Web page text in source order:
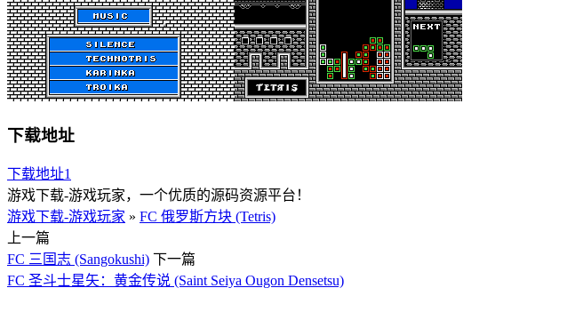
下载地址
下载地址1
游戏下载-游戏玩家，一个优质的源码资源平台！
游戏下载-游戏玩家 » FC 俄罗斯方块 (Tetris)
上一篇
FC 三国志 (Sangokushi)
下一篇
FC 圣斗士星矢：黄金传说 (Saint Seiya Ougon Densetsu)